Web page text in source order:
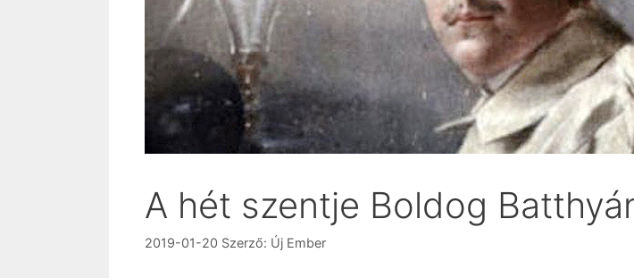
A hét szentje Boldog
2019-01-20 Szerző: Új Ember